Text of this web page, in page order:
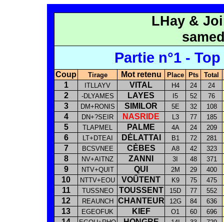
LHay &
Partie n°1 -
Coup Tirage Mot retenu Place Pts Total
1 ITLLAYV VITAL H4 24 24
2 -DLYAMES LAYES I5 52 76
3 DM+RONIS SIMILOR 5E 32 108
4 DN+?SEIR NASRIDE L3 77 185
5 TLAPMEL PALME 4A 24 209
6 LT+DTEAI DÉLATTAI B1 72 281
7 BCSVNEE CÈBES A8 42 323
8 NV+AITNZ ZANNI 3I 48 371
9 NTV+QUIT QUI 2M 29 400
10 NTTV+EOU VOÛTENT K9 75 475
11 TUSSNEO TOUSSENT 15D 77 552
12 REAUNCH CHANTEUR 12G 84 636
13 EGEOFUK KIEF O1 60 696